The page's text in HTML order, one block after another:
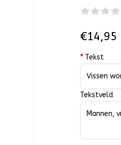
€14,95
* Tekst
Tekstveld